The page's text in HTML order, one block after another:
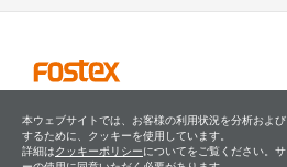
本ウェブサイトでは、お客様の利用状況を分析およ
するために、クッキーを使用しています。
詳細はクッキーポリシーについてをご覧ください。